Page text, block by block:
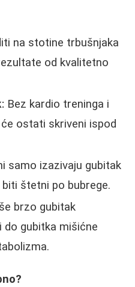
na stotine trbušnjaka
od kvalitetno
Bez kardio treninga i
ostati skriveni ispod
samo izazivaju gubitak
štetni po bubrege.
brzo gubitak
gubitka mišićne